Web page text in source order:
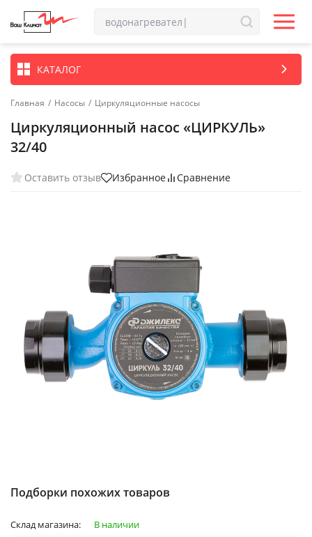
КАТАЛОГ
Главная / Насосы / Циркуляционные насосы
Циркуляционный насос «ЦИРКУЛЬ»
32/40
Оставить отзыв Избранное Сравнение
Подборки похожих товаров
Склад магазина: В наличии